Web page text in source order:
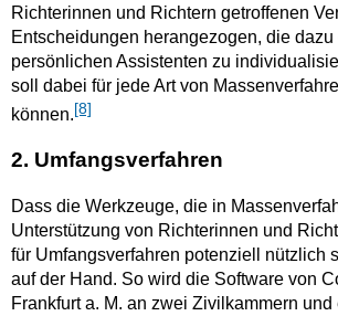
Richterinnen und Richtern getroffenen
Entscheidungen herangezogen, die
persönlichen Assistenten zu
soll dabei für jede Art von
können. [8]
2. Umfangsverfahren
Dass die Werkzeuge, die in
Unterstützung von Richterinnen und
für Umfangsverfahren potenziell nützlich
auf der Hand. So wird die Software von
Frankfurt a. M. an zwei Zivilkammern und